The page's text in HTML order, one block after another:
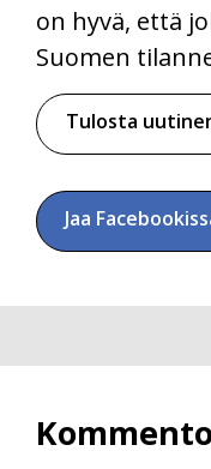
on hyvä, että
Suomen
Tulosta
Jaa